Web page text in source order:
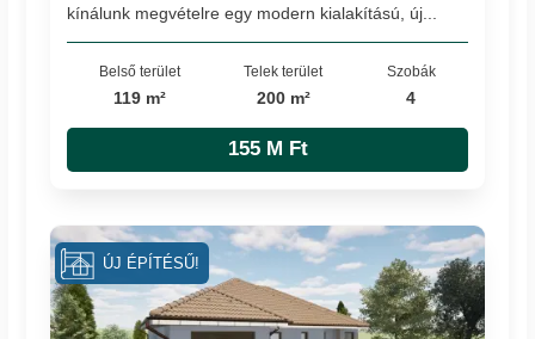
kínálunk megvételre egy modern kialakítású, új...
Belső terület
119 m²
Telek terület
200 m²
Szobák
4
155 M Ft
ÚJ ÉPÍTÉSŰ!